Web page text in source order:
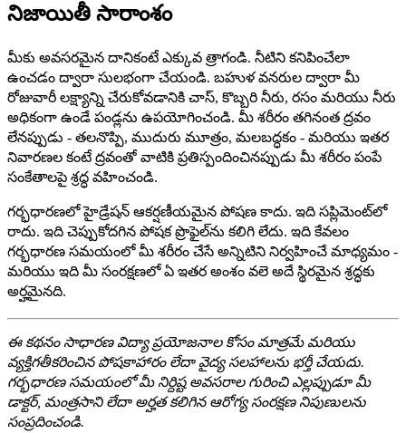
నిజాయితీ సారాంశం
మీకు అవసరమైన దానికంటే ఎక్కువ త్రాగండి. నీటిని కనిపించేలా
ఉంచడం ద్వారా సులభంగా చేయండి. బహుళ వనరుల ద్వారా మీ
రోజువారీ లక్ష్యాన్ని చేరుకోవడానికి చాస్, కొబ్బరి నీరు, రసం మరియు నీరు
అధికంగా ఉండే పండ్లను ఉపయోగించండి. మీ శరీరం తగినంత ద్రవం
లేనప్పుడు - తలనొప్పి, ముదురు మూత్రం, మలబద్ధకం - మరియు ఇతర
నివారణల కంటే ద్రవంతో వాటికి ప్రతిస్పందించినప్పుడు మీ శరీరం పంపే
సంకేతాలపై శ్రద్ధ వహించండి.
గర్భధారణలో హైడ్రేషన్ ఆకర్షణీయమైన పోషణ కాదు. ఇది సప్లిమెంట్‌లో
రాదు. ఇది చెప్పుకోదగిన పోషక ప్రొఫైల్‌ను కలిగి లేదు. ఇది కేవలం
గర్భధారణ సమయంలో మీ శరీరం చేసే అన్నిటిని నిర్వహించే మాధ్యమం -
మరియు ఇది మీ సంరక్షణలో ఏ ఇతర అంశం వలె అదే స్థిరమైన శ్రద్ధకు
అర్హమైనది.
ఈ కథనం సాధారణ విద్యా ప్రయోజనాల కోసం మాత్రమే మరియు
వ్యక్తిగతీకరించిన పోషకాహారం లేదా వైద్య సలహాలను భర్తీ చేయదు.
గర్భధారణ సమయంలో మీ నిర్దిష్ట అవసరాల గురించి ఎల్లప్పుడూ మీ
డాక్టర్, మంత్రసాని లేదా అర్హత కలిగిన ఆరోగ్య సంరక్షణ నిపుణులను
సంప్రదించండి.